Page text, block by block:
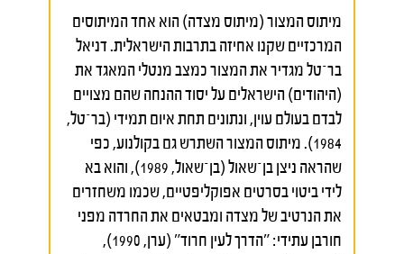
מיתוס המצור (מיתוס מצדה) הוא אחד המיתוסים
המרכזיים שקנו אחיזה בתרבות הישראלית. דניאל
בר־טל מגדיר את המצור כמצב מנטלי המאגד את
(היהודים) הישראלים על יסוד ההנחה שהם מצויים
לבדם בעולם עוין, ונתונים תחת איום תמידי (בר־טל,
1984). מיתוס המצור השתרש גם בקולנוע, כפי
שהראה ניצן בן־שאול (בן־שאול, 1989), והוא בא
לידי ביטוי בסרטים אפוקליפטיים, שכמו משחזרים
את הנרטיב של מצדה ומבטאים את החרדה מפני
חורבן עתידי: "הדרך לעין חרוד" (ערן, 1990),